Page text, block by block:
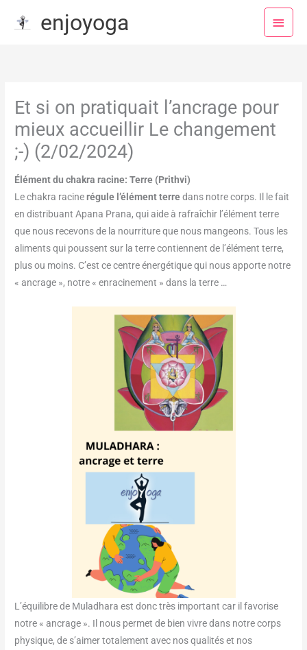
enjoyoga
Menu
Et si on pratiquait l’ancrage pour
mieux accueillir Le changement
;-) (2/02/2024)
Élément du chakra racine: Terre (Prithvi)
Le chakra racinerégule l’élément terredans notre corps. Il le fait
en distribuant Apana Prana, qui aide à rafraîchir l’élément terre
que nous recevons de la nourriture que nous mangeons. Tous les
aliments qui poussent sur la terre contiennent de l’élément terre,
plus ou moins. C’est ce centre énergétique qui nous apporte notre
« ancrage », notre « enracinement » dans la terre …
L’équilibre de Muladhara est donc très important car il favorise
notre « ancrage ». Il nous permet de bien vivre dans notre corps
physique, de s’aimer totalement avec nos qualités et nos